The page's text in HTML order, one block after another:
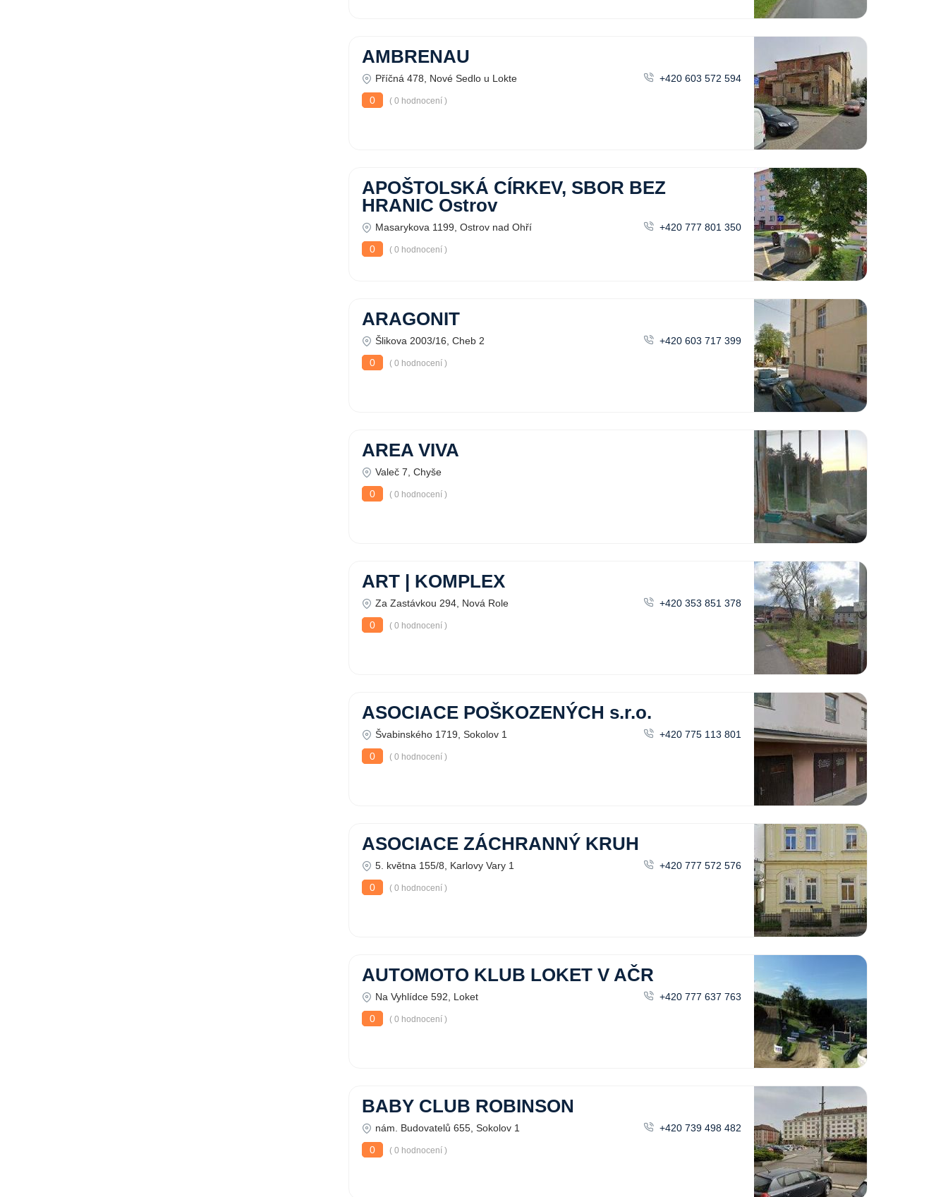
AMBRENAU
Příčná 478, Nové Sedlo u Lokte
+420 603 572 594
0
( 0 hodnocení )
APOŠTOLSKÁ CÍRKEV, SBOR BEZ
HRANIC Ostrov
Masarykova 1199, Ostrov nad Ohří
+420 777 801 350
0
( 0 hodnocení )
ARAGONIT
Šlikova 2003/16, Cheb 2
+420 603 717 399
0
( 0 hodnocení )
AREA VIVA
Valeč 7, Chyše
0
( 0 hodnocení )
ART | KOMPLEX
Za Zastávkou 294, Nová Role
+420 353 851 378
0
( 0 hodnocení )
ASOCIACE POŠKOZENÝCH s.r.o.
Švabinského 1719, Sokolov 1
+420 775 113 801
0
( 0 hodnocení )
ASOCIACE ZÁCHRANNÝ KRUH
5. května 155/8, Karlovy Vary 1
+420 777 572 576
0
( 0 hodnocení )
AUTOMOTO KLUB LOKET V AČR
Na Vyhlídce 592, Loket
+420 777 637 763
0
( 0 hodnocení )
BABY CLUB ROBINSON
nám. Budovatelů 655, Sokolov 1
+420 739 498 482
0
( 0 hodnocení )